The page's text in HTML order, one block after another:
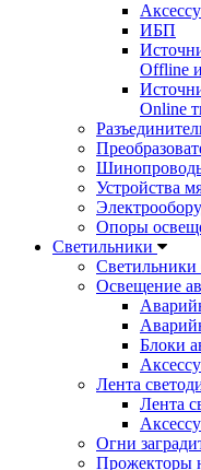
ИБП
Offline
Online
Устройства
Опоры
Светильники
Светильники
Освещение
Блоки
Лента
Лента
Огни
Прожекторы